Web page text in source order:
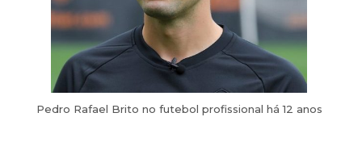
Pedro Rafael Brito no futebol profissional há 12 anos